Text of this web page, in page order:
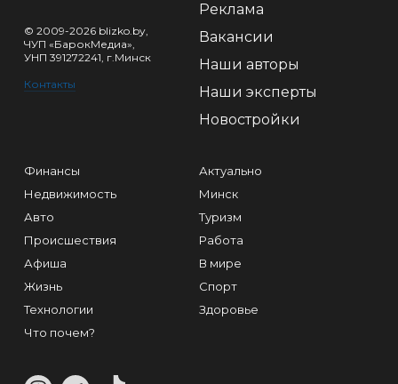
© 2009-2026 blizko.by,
ЧУП «БарокМедиа»,
УНП 391272241, г.Минск
Контакты
Реклама
Вакансии
Наши авторы
Наши эксперты
Новостройки
Финансы
Недвижимость
Авто
Происшествия
Афиша
Жизнь
Технологии
Что почем?
Актуально
Минск
Туризм
Работа
В мире
Спорт
Здоровье